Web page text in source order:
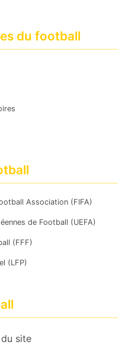
du football
Association (FIFA)
de Football (UEFA)
(FFF)
(LFP)
site